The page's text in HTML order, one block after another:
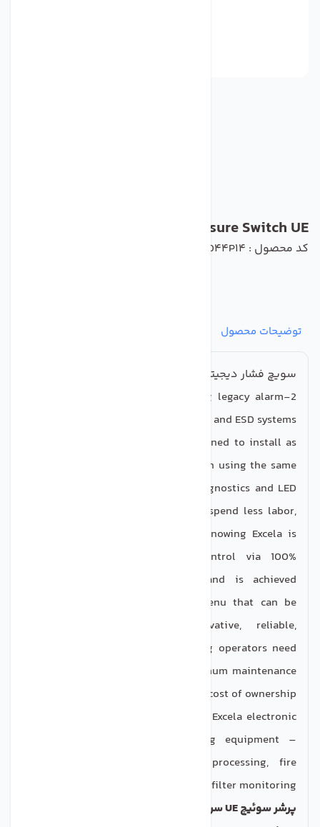
Digital Pressure Switch UE
کد محصول : 8W2D44P14
توضیحات محصول
سویچ فشار دیجیتال
2-wire electronic switch for upgrading legacy alarm
and ESD systems
The Excela electronic switch is designed to install as
easily as an electromechanical switch using the same
wiring. It is a smart switch with diagnostics and LED
status indication so operators can spend less labor,
time and money on maintenance knowing Excela is
always at the ready. Precise control via 100%
adjustable set point and deadband is achieved
through a simple programming menu that can be
password protected. This innovative, reliable,
electronic switch delivers everything operators need
for better switch performance, minimum maintenance
and at an affordable cost of ownership.
Typical applications that utilize the Excela electronic
switch include controlling rotating equipment –
pumps and compressors, sugar processing, fire
suppression systems, and filter monitoring.
پرشر سوئیچ UE
سری